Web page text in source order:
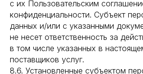
с их Пользовательским
конфиденциальности. Субъект
данных и/или с указанными
не несет ответственность за
в том числе указанных в
поставщиков услуг.
8.6. Установленные субъектом